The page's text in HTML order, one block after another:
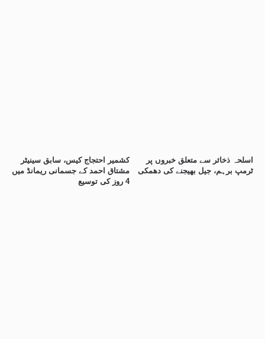
کشمیر احتجاج کیس، سابق سینیٹر
مشتاق احمد کے جسمانی ریمانڈ میں
4 روز کی توسیع
اسلحہ ذخائر سے متعلق خبروں پر
ٹرمپ برہم، جیل بھیجنے کی دھمکی